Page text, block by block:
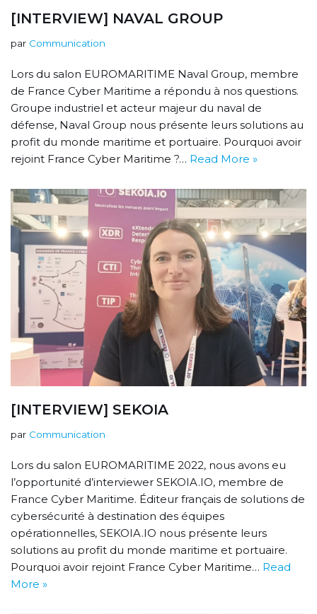
[INTERVIEW] NAVAL GROUP
par Communication
Lors du salon EUROMARITIME Naval Group, membre
de France Cyber Maritime a répondu à nos questions.
Groupe industriel et acteur majeur du naval de
défense, Naval Group nous présente leurs solutions au
profit du monde maritime et portuaire. Pourquoi avoir
rejoint France Cyber Maritime ?… Read More »
[INTERVIEW] SEKOIA
par Communication
Lors du salon EUROMARITIME 2022, nous avons eu
l’opportunité d’interviewer SEKOIA.IO, membre de
France Cyber Maritime. Éditeur français de solutions de
cybersécurité à destination des équipes
opérationnelles, SEKOIA.IO nous présente leurs
solutions au profit du monde maritime et portuaire.
Pourquoi avoir rejoint France Cyber Maritime… Read
More »